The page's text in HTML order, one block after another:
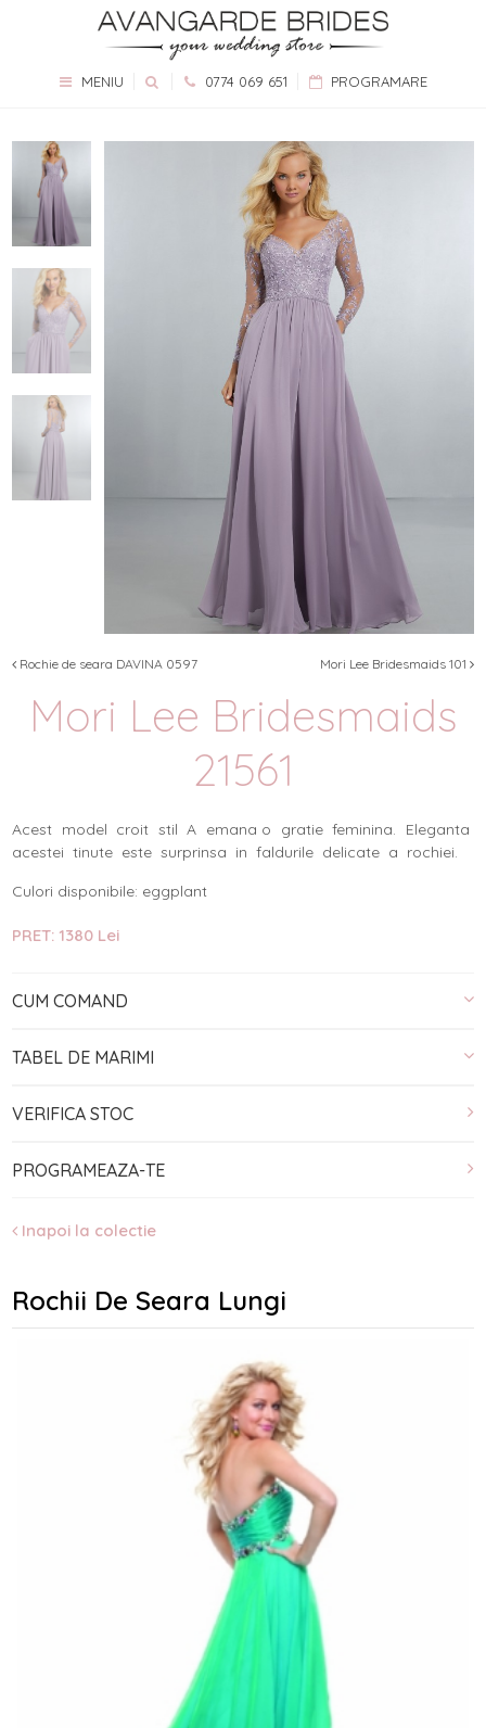
MENIU 0774 069 651 PROGRAMARE
Rochie de seara DAVINA 0597 Mori Lee Bridesmaids 101
Mori Lee Bridesmaids
21561
Acest model croit stil A emana o gratie feminina. Eleganta
acestei tinute este surprinsa in faldurile delicate a rochiei.
Culori disponibile: eggplant
PRET: 1380 Lei
CUM COMAND
TABEL DE MARIMI
VERIFICA STOC
PROGRAMEAZA-TE
Inapoi la colectie
Rochii De Seara Lungi